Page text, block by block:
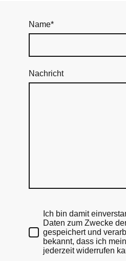
Name*
Nachricht
Ich bin damit
Daten zum Zwecke
gespeichert und
bekannt, dass ich
jederzeit widerrufen